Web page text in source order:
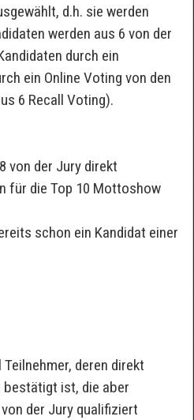
d.h. sie werden
werden aus 6 von der
durch ein
ein Online Voting von den
6 Recall Voting).
von der Jury direkt
für die Top 10 Mottoshow
schon ein Kandidat einer
Teilnehmer, deren direkt
bestätigt ist, die aber
der Jury qualifiziert